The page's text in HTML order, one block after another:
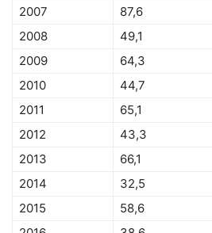
2007
87,6
2008
49,1
2009
64,3
2010
44,7
2011
65,1
2012
43,3
2013
66,1
2014
32,5
2015
58,6